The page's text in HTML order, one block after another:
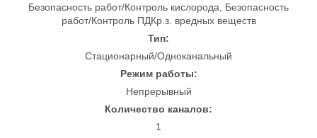
Безопасность работ/Контроль кислорода, Безопасность
работ/Контроль ПДКр.з. вредных веществ
Тип:
Стационарный/Одноканальный
Режим работы:
Непрерывный
Количество каналов:
1